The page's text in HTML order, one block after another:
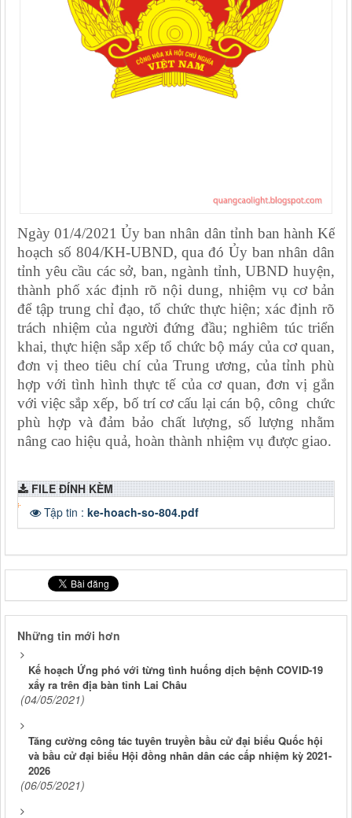
Ngày 01/4/2021 Ủy ban nhân dân tỉnh ban hành Kế
hoạch số 804/KH-UBND, qua đó Ủy ban nhân dân
tỉnh yêu cầu các sở, ban, ngành tỉnh, UBND huyện,
thành phố xác định rõ nội dung, nhiệm vụ cơ bản
để tập trung chỉ đạo, tổ chức thực hiện; xác định rõ
trách nhiệm của người đứng đầu; nghiêm túc triển
khai, thực hiện sắp xếp tổ chức bộ máy của cơ quan,
đơn vị theo tiêu chí của Trung ương, của tỉnh phù
hợp với tình hình thực tế của cơ quan, đơn vị gắn
với việc sắp xếp, bố trí cơ cấu lại cán bộ, công chức
phù hợp và đảm bảo chất lượng, số lượng nhằm
nâng cao hiệu quả, hoàn thành nhiệm vụ được giao.
FILE ĐÍNH KÈM
Tập tin : ke-hoach-so-804.pdf
Những tin mới hơn
Kế hoạch Ứng phó với từng tình huống dịch bệnh COVID-19
xẩy ra trên địa bàn tỉnh Lai Châu
(04/05/2021)
Tăng cường công tác tuyên truyền bầu cử đại biểu Quốc hội
và bầu cử đại biểu Hội đồng nhân dân các cấp nhiệm kỳ 2021-
2026
(06/05/2021)